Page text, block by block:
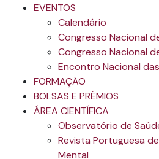
EVENTOS
Calendário
Congresso Nacional
Congresso Nacional
Encontro Nacional
FORMAÇÃO
BOLSAS E PRÉMIOS
ÁREA CIENTÍFICA
Observatório de
Revista Portuguesa
Mental